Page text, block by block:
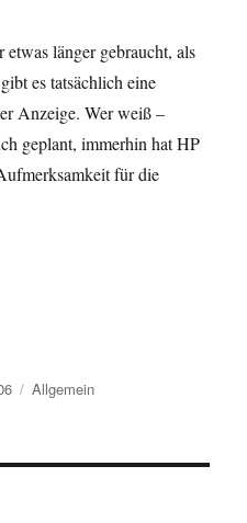
länger gebraucht, als
es tatsächlich eine
Anzeige. Wer weiß –
geplant, immerhin hat HP
für die
Kategorien
Allgemein